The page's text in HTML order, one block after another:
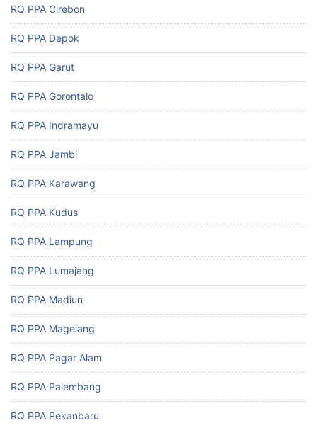
RQ PPA Cirebon
RQ PPA Depok
RQ PPA Garut
RQ PPA Gorontalo
RQ PPA Indramayu
RQ PPA Jambi
RQ PPA Karawang
RQ PPA Kudus
RQ PPA Lampung
RQ PPA Lumajang
RQ PPA Madiun
RQ PPA Magelang
RQ PPA Pagar Alam
RQ PPA Palembang
RQ PPA Pekanbaru